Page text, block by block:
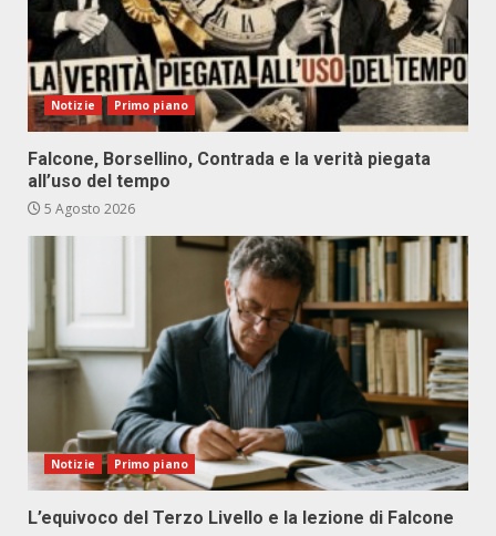
Notizie Primo piano
Falcone, Borsellino, Contrada e la verità piegata
all’uso del tempo
5 Agosto 2026
Notizie Primo piano
L’equivoco del Terzo Livello e la lezione di Falcone